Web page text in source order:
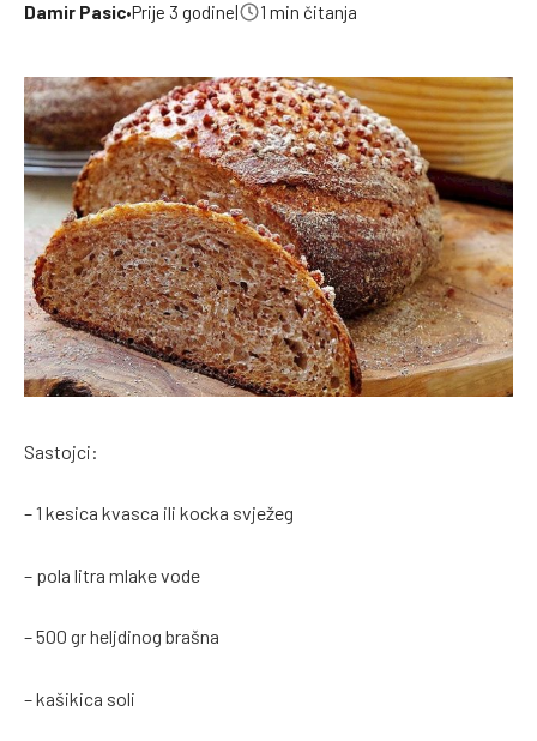
Damir Pasic•Prije 3 godine| 1 min čitanja
Sastojci:
– 1 kesica kvasca ili kocka svježeg
– pola litra mlake vode
– 500 gr heljdinog brašna
– kašikica soli